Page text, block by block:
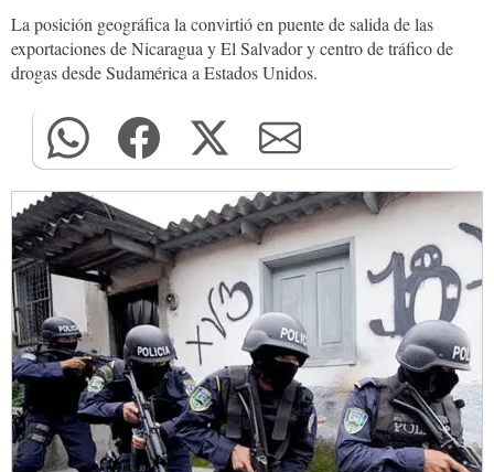
La posición geográfica la convirtió en puente de salida de las
exportaciones de Nicaragua y El Salvador y centro de tráfico de
drogas desde Sudamérica a Estados Unidos.